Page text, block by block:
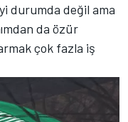
durumda değil ama
da özür
çok fazla iş